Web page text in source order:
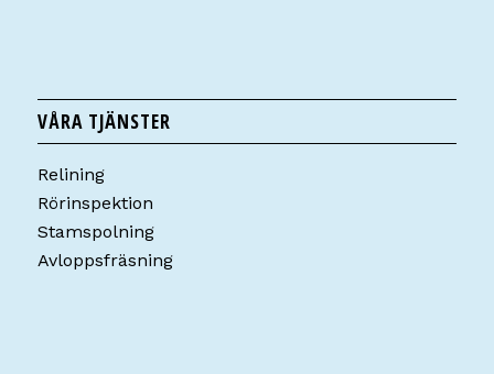
VÅRA TJÄNSTER
Relining
Rörinspektion
Stamspolning
Avloppsfräsning